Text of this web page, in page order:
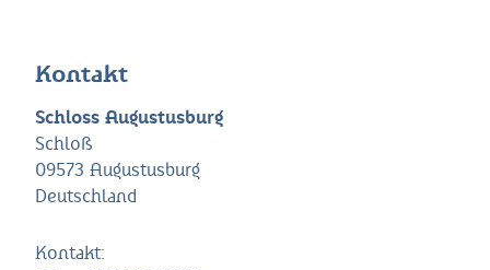
Kontakt
Schloss Augustusburg
Schloß
09573 Augustusburg
Deutschland
Kontakt: